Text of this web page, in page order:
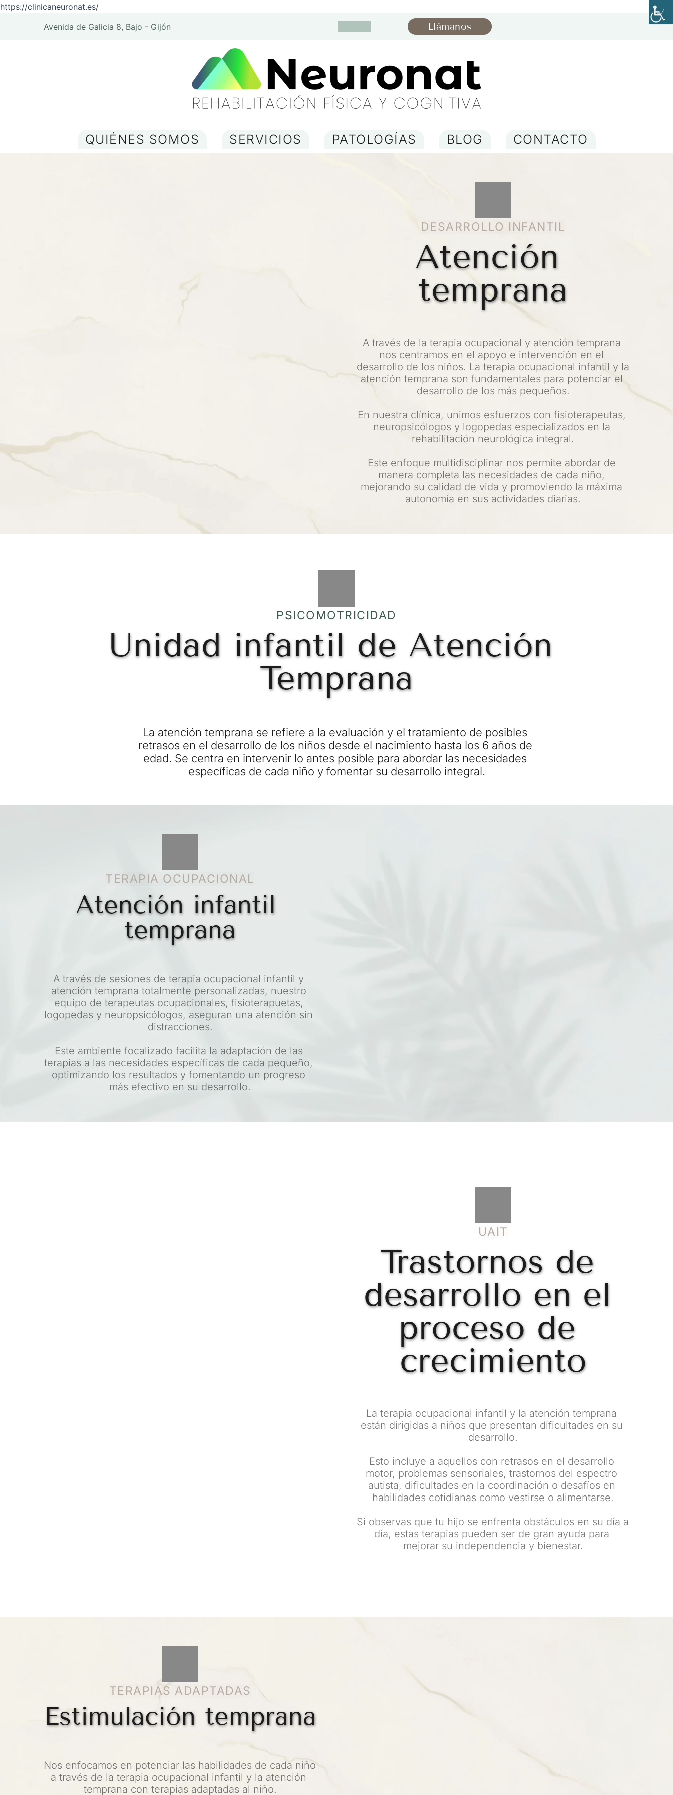
https://clinicaneuronat.es/
Avenida de Galicia 8, Bajo - Gijón
Llámanos
QUIÉNES SOMOS SERVICIOS PATOLOGÍAS BLOG CONTACTO
DESARROLLO INFANTIL
Atención
temprana
A través de la terapia ocupacional y atención temprana
nos centramos en el apoyo e intervención en el
desarrollo de los niños. La terapia ocupacional infantil y la
atención temprana son fundamentales para potenciar el
desarrollo de los más pequeños.
En nuestra clínica, unimos esfuerzos con fisioterapeutas,
neuropsicólogos y logopedas especializados en la
rehabilitación neurológica integral.
Este enfoque multidisciplinar nos permite abordar de
manera completa las necesidades de cada niño,
mejorando su calidad de vida y promoviendo la máxima
autonomía en sus actividades diarias.
PSICOMOTRICIDAD
Unidad infantil de Atención
Temprana
La atención temprana se refiere a la evaluación y el tratamiento de posibles
retrasos en el desarrollo de los niños desde el nacimiento hasta los 6 años de
edad. Se centra en intervenir lo antes posible para abordar las necesidades
específicas de cada niño y fomentar su desarrollo integral.
TERAPIA OCUPACIONAL
Atención infantil
temprana
A través de sesiones de terapia ocupacional infantil y
atención temprana totalmente personalizadas, nuestro
equipo de terapeutas ocupacionales, fisioterapuetas,
logopedas y neuropsicólogos, aseguran una atención sin
distracciones.
Este ambiente focalizado facilita la adaptación de las
terapias a las necesidades específicas de cada pequeño,
optimizando los resultados y fomentando un progreso
más efectivo en su desarrollo.
UAIT
Trastornos de
desarrollo en el
proceso de
crecimiento
La terapia ocupacional infantil y la atención temprana
están dirigidas a niños que presentan dificultades en su
desarrollo.
Esto incluye a aquellos con retrasos en el desarrollo
motor, problemas sensoriales, trastornos del espectro
autista, dificultades en la coordinación o desafíos en
habilidades cotidianas como vestirse o alimentarse.
Si observas que tu hijo se enfrenta obstáculos en su día a
día, estas terapias pueden ser de gran ayuda para
mejorar su independencia y bienestar.
TERAPIAS ADAPTADAS
Estimulación temprana
Nos enfocamos en potenciar las habilidades de cada niño
a través de la terapia ocupacional infantil y la atención
temprana con terapias adaptadas al niño.